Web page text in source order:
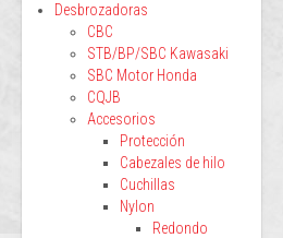
Desbrozadoras
CBC
STB/BP/SBC Kawasaki
SBC Motor Honda
CQJB
Accesorios
Protección
Cabezales de hilo
Cuchillas
Nylon
Redondo